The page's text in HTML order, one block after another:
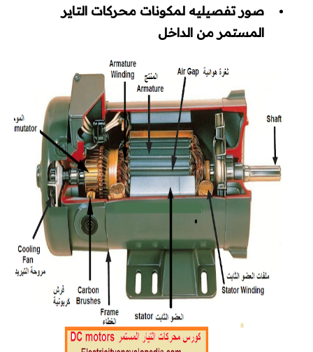
أكواد الحريق
أكواد هندسة مدنية
مشاريع تخرج
كتالوجات وأسعار
كتالوجات
لستة أسعار
اتصالات
ميكانيكا
صور تفصيليه لمكونات محركات التاير
المستمر من الداخل